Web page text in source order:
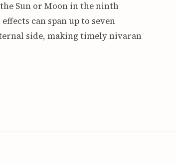
Sun or Moon in the ninth
can span up to seven
side, making timely nivaran